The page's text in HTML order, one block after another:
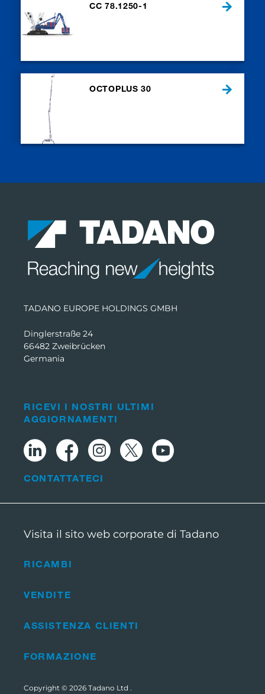
CC 78.1250-1
OCTOPLUS 30
TADANO EUROPE HOLDINGS GMBH
Dinglerstraße 24
66482 Zweibrücken
Germania
RICAMBI
VENDITE
ASSISTENZA CLIENTI
FORMAZIONE
RICEVI I NOSTRI ULTIMI
AGGIORNAMENTI
CONTATTATECI
Visita il sito web corporate di Tadano
Copyright © 2026 Tadano Ltd .